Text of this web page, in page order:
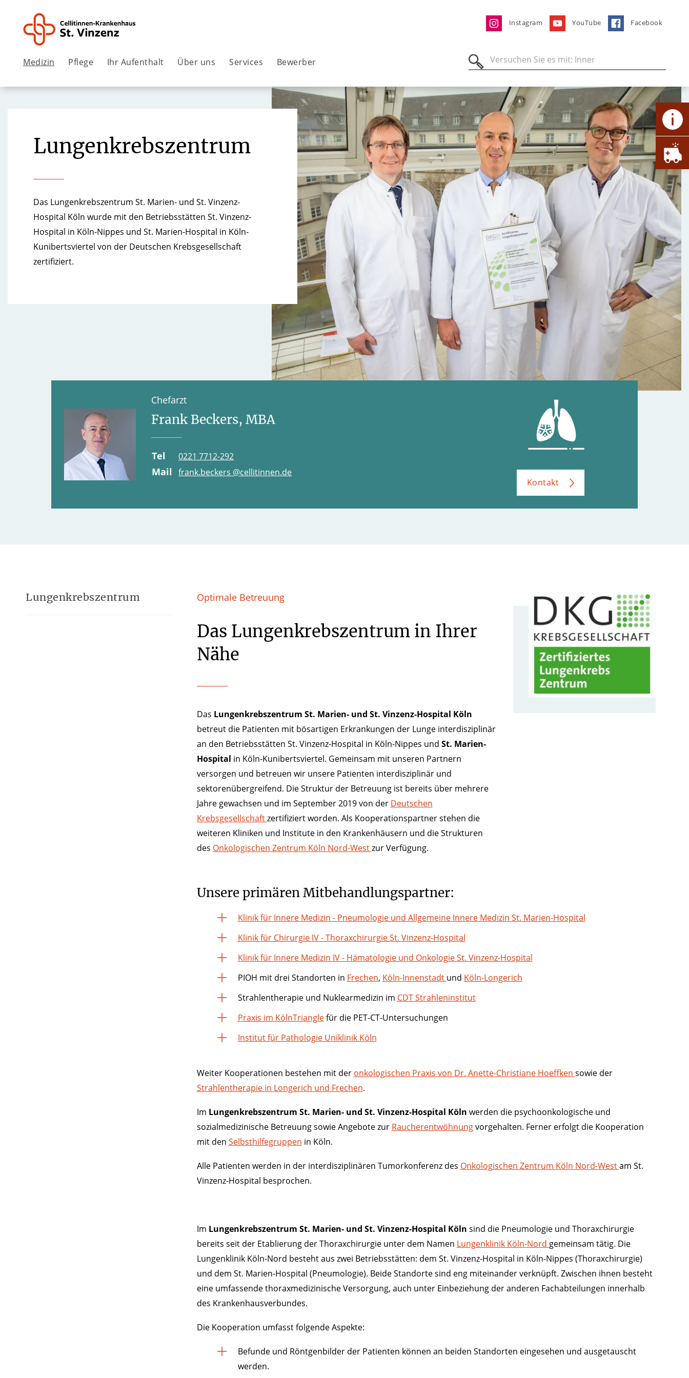
Instagram YouTube Facebook
Medizin Pflege Ihr Aufenthalt Über uns Services Bewerber
Lungenkrebszentrum
Das Lungenkrebszentrum St. Marien- und St. Vinzenz-
Hospital Köln wurde mit den Betriebsstätten St. Vinzenz-
Hospital in Köln-Nippes und St. Marien-Hospital in Köln-
Kunibertsviertel von der Deutschen Krebsgesellschaft
zertifiziert.
Chefarzt
Frank Beckers, MBA
Tel 0221 7712-292
Mail
frank.beckers @cellitinnen.de
Kontakt
Lungenkrebszentrum Optimale Betreuung
Das Lungenkrebszentrum in Ihrer
Nähe
Das Lungenkrebszentrum St. Marien- und St. Vinzenz-Hospital Köln
betreut die Patienten mit bösartigen Erkrankungen der Lunge interdisziplinär
an den Betriebsstätten St. Vinzenz-Hospital in Köln-Nippes und St. Marien-
Hospital in Köln-Kunibertsviertel. Gemeinsam mit unseren Partnern
versorgen und betreuen wir unsere Patienten interdisziplinär und
sektorenübergreifend. Die Struktur der Betreuung ist bereits über mehrere
Jahre gewachsen und im September 2019 von der Deutschen
Krebsgesellschaftzertifiziert worden. Als Kooperationspartner stehen die
weiteren Kliniken und Institute in den Krankenhäusern und die Strukturen
des Onkologischen Zentrum Köln Nord-Westzur Verfügung.
Unsere primären Mitbehandlungspartner:
Klinik für Innere Medizin - Pneumologie und Allgemeine Innere Medizin St. Marien-Hospital
Klinik für Chirurgie IV - Thoraxchirurgie St. Vinzenz-Hospital
Klinik für Innere Medizin IV - Hämatologie und Onkologie St. Vinzenz-Hospital
PIOH mit drei Standorten in Frechen, Köln-Innenstadt und Köln-Longerich
Strahlentherapie und Nuklearmedizin im CDT Strahleninstitut
Praxis im KölnTrianglefür die PET-CT-Untersuchungen
Institut für Pathologie Uniklinik Köln
Weiter Kooperationen bestehen mit der onkologischen Praxis von Dr. Anette-Christiane Hoeffken sowie der
Strahlentherapie in Longerich und Frechen.
Im Lungenkrebszentrum St. Marien- und St. Vinzenz-Hospital Köln werden die psychoonkologische und
sozialmedizinische Betreuung sowie Angebote zur Raucherentwöhnungvorgehalten. Ferner erfolgt die Kooperation
mit den Selbsthilfegruppen in Köln.
Alle Patienten werden in der interdisziplinären Tumorkonferenz des Onkologischen Zentrum Köln Nord-Westam St.
Vinzenz-Hospital besprochen.
Im Lungenkrebszentrum St. Marien- und St. Vinzenz-Hospital Köln sind die Pneumologie und Thoraxchirurgie
bereits seit der Etablierung der Thoraxchirurgie unter dem Namen Lungenklinik Köln-Nord gemeinsam tätig. Die
Lungenklinik Köln-Nord besteht aus zwei Betriebsstätten: dem St. Vinzenz-Hospital in Köln-Nippes (Thoraxchirurgie)
und dem St. Marien-Hospital (Pneumologie). Beide Standorte sind eng miteinander verknüpft. Zwischen ihnen besteht
eine umfassende thoraxmedizinische Versorgung, auch unter Einbeziehung der anderen Fachabteilungen innerhalb
des Krankenhausverbundes.
Die Kooperation umfasst folgende Aspekte:
Befunde und Röntgenbilder der Patienten können an beiden Standorten eingesehen und ausgetauscht
werden.